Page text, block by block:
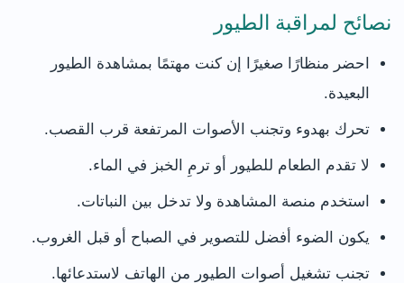
نصائح لمراقبة الطيور
احضر منظارًا صغيرًا إن كنت مهتمًا بمشاهدة الطيور
البعيدة.
تحرك بهدوء وتجنب الأصوات المرتفعة قرب القصب.
لا تقدم الطعام للطيور أو ترمِ الخبز في الماء.
استخدم منصة المشاهدة ولا تدخل بين النباتات.
يكون الضوء أفضل للتصوير في الصباح أو قبل الغروب.
تجنب تشغيل أصوات الطيور من الهاتف لاستدعائها.